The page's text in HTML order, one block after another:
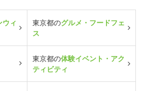
ウィ
東京都のグルメ・フードフェ
ス
東京都の体験イベント・アク
ティビティ